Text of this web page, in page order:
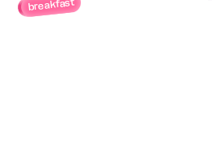
breakfast